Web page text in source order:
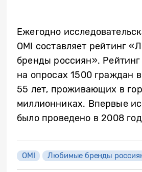
Ежегодно
OMI составляет рейтинг
бренды россиян».
на опросах 1500 граждан
55 лет, проживающих в
миллионниках. Впервые
было проведено в 2008
OMI Любимые бренды